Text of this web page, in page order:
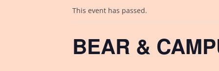
This event has passed.
BEAR &